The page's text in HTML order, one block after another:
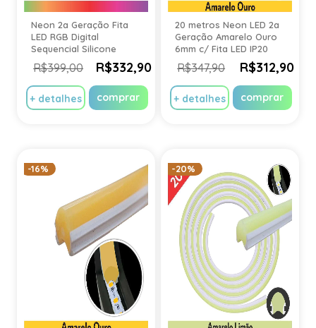
Neon 2a Geração Fita
LED RGB Digital
Sequencial Silicone
Branco 8mm rolo 5
metros
R$399,00 R$332,90
+ detalhes comprar
20 metros Neon LED 2a
Geração Amarelo Ouro
6mm c/ Fita LED IP20
R$347,90 R$312,90
+ detalhes comprar
-16% -20%